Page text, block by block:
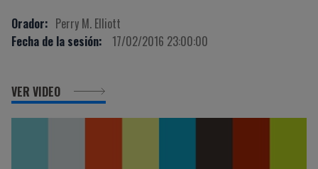
Orador: Perry M. Elliott
Fecha de la sesión:
17/02/2016 23:00:00
VER VIDEO